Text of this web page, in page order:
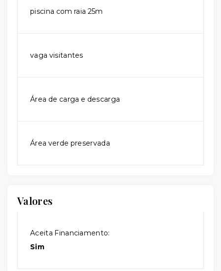
piscina com raia 25m
vaga visitantes
Área de carga e descarga
Área verde preservada
Valores
Aceita Financiamento:
Sim